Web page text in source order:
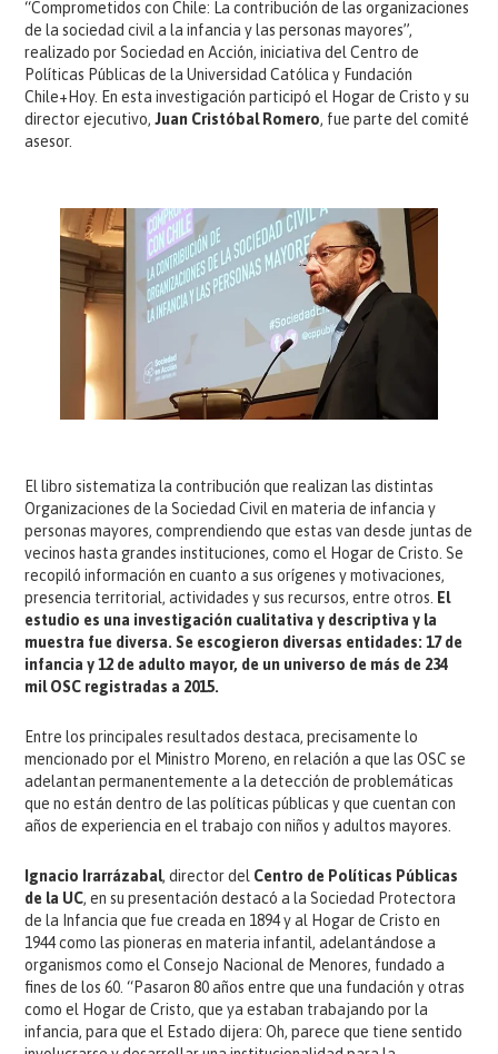
“Comprometidos con Chile: La contribución de las organizaciones
de la sociedad civil a la infancia y las personas mayores”,
realizado por Sociedad en Acción, iniciativa del Centro de
Políticas Públicas de la Universidad Católica y Fundación
Chile+Hoy. En esta investigación participó el Hogar de Cristo y su
director ejecutivo,Juan Cristóbal Romero, fue parte del comité
asesor.
El libro sistematiza la contribución que realizan las distintas
Organizaciones de la Sociedad Civil en materia de infancia y
personas mayores, comprendiendo que estas van desde juntas de
vecinos hasta grandes instituciones, como el Hogar de Cristo. Se
recopiló información en cuanto a sus orígenes y motivaciones,
presencia territorial, actividades y sus recursos, entre otros.
El
estudio es una investigación cualitativa y descriptiva y la
muestra fue diversa. Se escogieron diversas entidades: 17 de
infancia y 12 de adulto mayor, de un universo de más de 234
mil OSC registradas a 2015.
Entre los principales resultados destaca, precisamente lo
mencionado por el Ministro Moreno, en relación a que las OSC se
adelantan permanentemente a la detección de problemáticas
que no están dentro de las políticas públicas y que cuentan con
años de experiencia en el trabajo con niños y adultos mayores.
Ignacio Irarrázabal, director del Centro de Políticas Públicas
de la UC, en su presentación destacó a la Sociedad Protectora
de la Infancia que fue creada en 1894 y al Hogar de Cristo en
1944 como las pioneras en materia infantil, adelantándose a
organismos como el Consejo Nacional de Menores, fundado a
fines de los 60. “Pasaron 80 años entre que una fundación y otras
como el Hogar de Cristo, que ya estaban trabajando por la
infancia, para que el Estado dijera: Oh, parece que tiene sentido